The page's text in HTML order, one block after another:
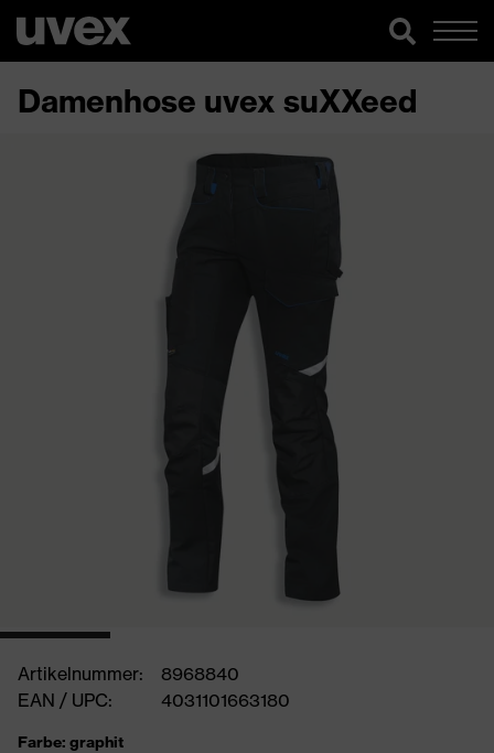
Damenhose uvex suXXeed
Artikelnummer:
8968840
EAN / UPC:
4031101663180
Farbe: graphit